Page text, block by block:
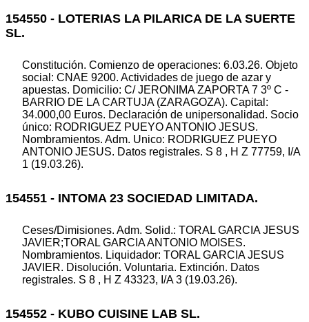
154550 - LOTERIAS LA PILARICA DE LA SUERTE
SL.
Constitución. Comienzo de operaciones: 6.03.26. Objeto
social: CNAE 9200. Actividades de juego de azar y
apuestas. Domicilio: C/ JERONIMA ZAPORTA 7 3º C -
BARRIO DE LA CARTUJA (ZARAGOZA). Capital:
34.000,00 Euros. Declaración de unipersonalidad. Socio
único: RODRIGUEZ PUEYO ANTONIO JESUS.
Nombramientos. Adm. Unico: RODRIGUEZ PUEYO
ANTONIO JESUS. Datos registrales. S 8 , H Z 77759, I/A
1 (19.03.26).
154551 - INTOMA 23 SOCIEDAD LIMITADA.
Ceses/Dimisiones. Adm. Solid.: TORAL GARCIA JESUS
JAVIER;TORAL GARCIA ANTONIO MOISES.
Nombramientos. Liquidador: TORAL GARCIA JESUS
JAVIER. Disolución. Voluntaria. Extinción. Datos
registrales. S 8 , H Z 43323, I/A 3 (19.03.26).
154552 - KUBO CUISINE LAB SL.